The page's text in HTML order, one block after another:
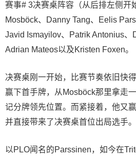
赛事# 3决赛桌阵容（从后排左侧开
Mosböck、Danny Tang、Eelis
Javid Ismayilov、Patrik Antonius、
Adrian Mateos以及Kristen Foxen。
决赛桌刚一开始，比赛节奏依旧快
赢下首手牌，从Mosböck那里拿走
记分牌领先位置。而紧接着，他又
并直接带来了决赛桌首位出局选手。
以PLO闻名的Parssinen，如今在